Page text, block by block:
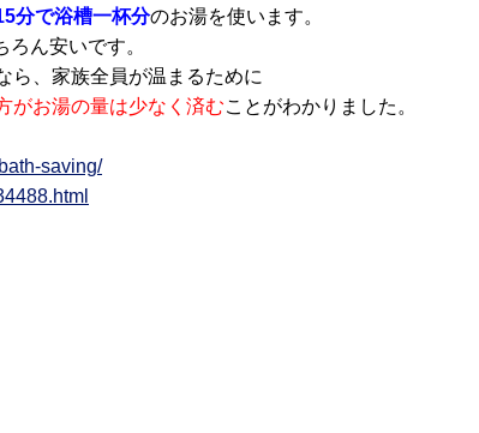
分で浴槽一杯分のお湯を使います。
ん安いです。
ら、家族全員が温まるために
がお湯の量は少なく済むことがわかりました。
saving/